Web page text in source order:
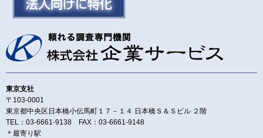
東京支社
〒103-0001
東京都中央区日本橋小伝馬町１７－１４ 日本橋Ｓ＆Ｓビル ２階
TEL：03-6661-9138 FAX：03-6661-9148
＊最寄り駅